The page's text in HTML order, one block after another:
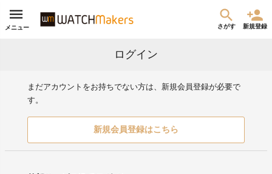
メニュー さがす 新規登録
ログイン
まだアカウントをお持ちでない方は、新規会員登録が必要で
す。
新規会員登録はこちら